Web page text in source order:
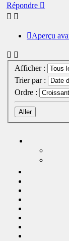
Répondre
Aperçu
Afficher :
Trier par :
Ordre :